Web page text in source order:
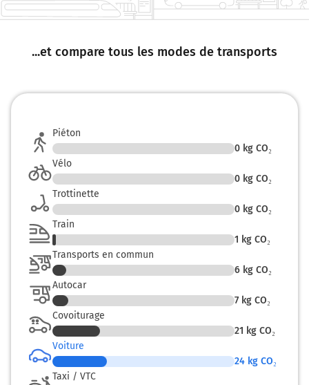
Au rond-point, prendre la 2ème sortie sur Rue Jean
327 km
...et compare tous les modes de transports
Piéton
0 kg CO₂
Vélo
0 kg CO₂
Trottinette
0 kg CO₂
Train
1 kg CO₂
Transports en commun
6 kg CO₂
Autocar
7 kg CO₂
Covoiturage
21 kg CO₂
Voiture
24 kg CO₂
Taxi / VTC